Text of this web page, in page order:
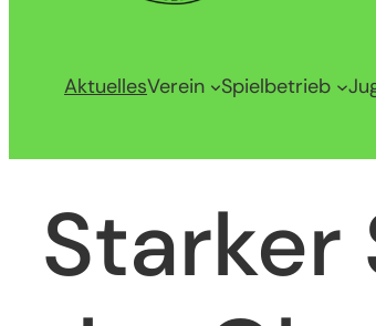
AktuellesVerein Spielbetrieb
Starker